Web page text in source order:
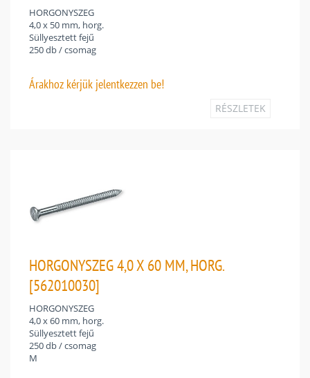
HORGONYSZEG
4,0 x 50 mm, horg.
Süllyesztett fejű
250 db / csomag
Árakhoz kérjük jelentkezzen be!
RÉSZLETEK
HORGONYSZEG 4,0 X 60 MM, HORG.
[562010030]
HORGONYSZEG
4,0 x 60 mm, horg.
Süllyesztett fejű
250 db / csomag
M